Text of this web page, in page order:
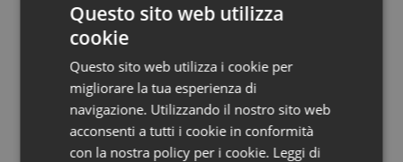
Tumore ovarico
Tumori del Polmone & Testa Collo
Tumori gastrointestinali
pertanto per convenzione è stato riportato 9 dimessi
da TI invece del n. 7 effettivi che include anche i
negativizzati.
25 Ottobre 2022
© Riproduzione riservata
Questo sito web utilizza
cookie
Questo sito web utilizza i cookie per
migliorare la tua esperienza di
navigazione. Utilizzando il nostro sito web
acconsenti a tutti i cookie in conformità
con la nostra policy per i cookie. Leggi di